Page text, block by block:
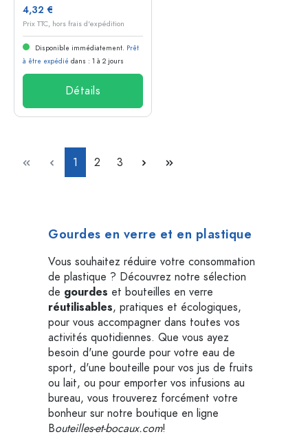
4,32 €
Prix TTC, hors frais d'expédition
Disponible immédiatement. Prêt
à être expédié dans : 1 à 2 jours
Détails
Page
1 Page
2 Page
3
Gourdes en verre et en plastique
Vous souhaitez réduire votre consommation
de plastique ? Découvrez notre sélection
de gourdes et bouteilles en verre
réutilisables, pratiques et écologiques,
pour vous accompagner dans toutes vos
activités quotidiennes. Que vous ayez
besoin d'une gourde pour votre eau de
sport, d'une bouteille pour vos jus de fruits
ou lait, ou pour emporter vos infusions au
bureau, vous trouverez forcément votre
bonheur sur notre boutique en ligne
Bouteilles-et-bocaux.com!